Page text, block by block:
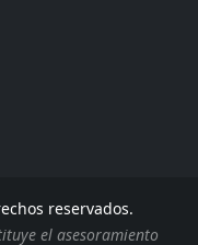
reservados.
el asesoramiento